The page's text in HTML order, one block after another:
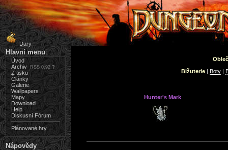
Dary
Hlavní menu
Úvod
Archiv
RSS 0.92 ?
Z tisku
Články
Galerie
Wallpapers
Mapy
Download
Help
Diskusní Fórum
Plánované hry
Nápovědy
Bižuterie| Boty|
Hunter's Mark